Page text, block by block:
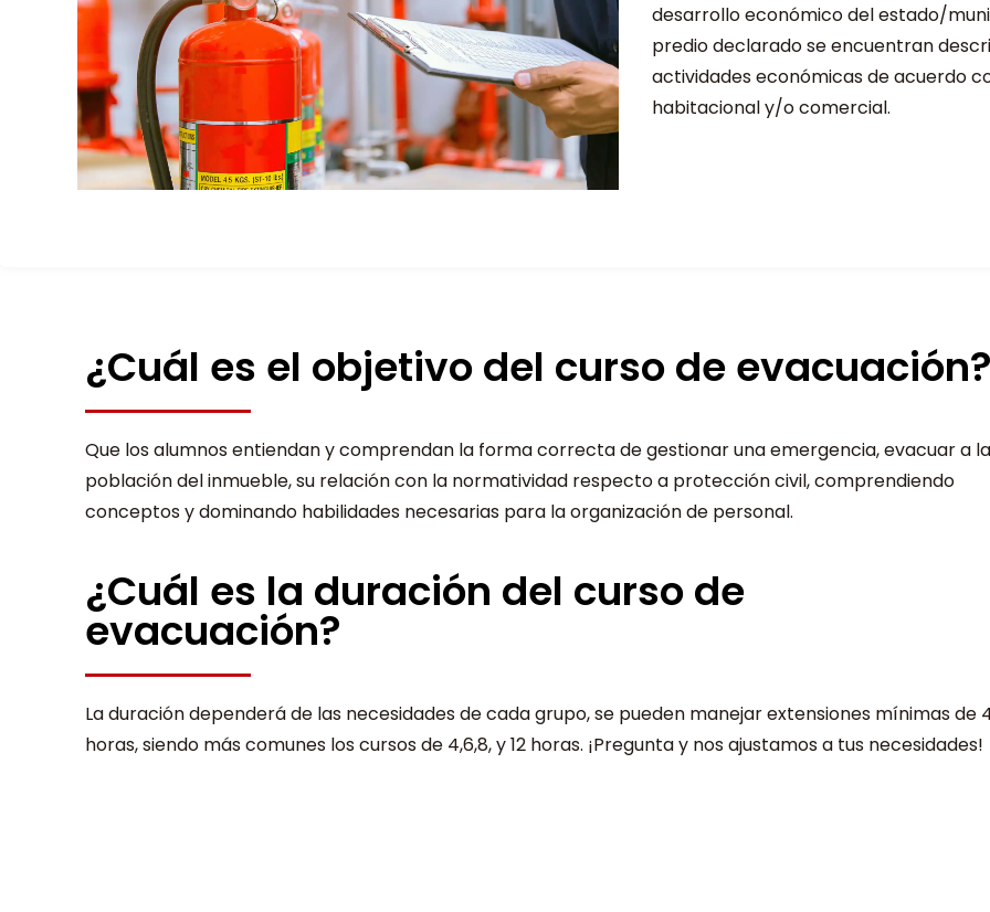
desarrollo económico del estado/
predio declarado se encuentran
actividades económicas de acuerdo
habitacional y/o comercial.
¿Cuál es el objetivo del curso de
Que los alumnos entiendan y comprendan la forma correcta de gestionar una emergencia, evacuar a
población del inmueble, su relación con la normatividad respecto a protección civil, comprendiendo
conceptos y dominando habilidades necesarias para la organización de personal.
¿Cuál es la duración del curso de
evacuación?
La duración dependerá de las necesidades de cada grupo, se pueden manejar extensiones mínimas de
horas, siendo más comunes los cursos de 4,6,8, y 12 horas. ¡Pregunta y nos ajustamos a tus necesidades!